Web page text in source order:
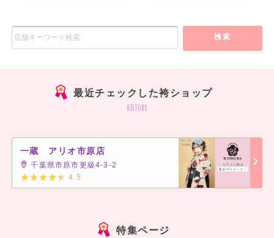
検索
最近チェックした袴ショップ
history
一蔵 アリオ市原店
千葉県市原市更級4-3-2
4.5
特集ページ